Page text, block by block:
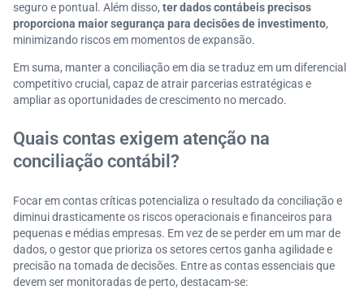
seguro e pontual. Além disso, ter dados contábeis precisos
proporciona maior segurança para decisões de investimento,
minimizando riscos em momentos de expansão.
Em suma, manter a conciliação em dia se traduz em um diferencial
competitivo crucial, capaz de atrair parcerias estratégicas e
ampliar as oportunidades de crescimento no mercado.
Quais contas exigem atenção na
conciliação contábil?
Focar em contas críticas potencializa o resultado da conciliação e
diminui drasticamente os riscos operacionais e financeiros para
pequenas e médias empresas. Em vez de se perder em um mar de
dados, o gestor que prioriza os setores certos ganha agilidade e
precisão na tomada de decisões. Entre as contas essenciais que
devem ser monitoradas de perto, destacam-se: